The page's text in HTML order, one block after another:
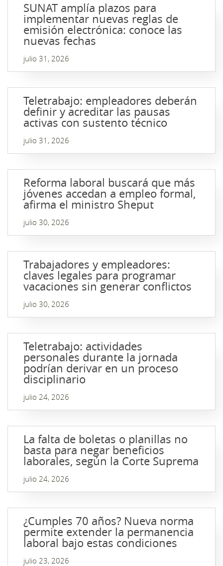
SUNAT amplía plazos para
implementar nuevas reglas de
emisión electrónica: conoce las
nuevas fechas
julio 31, 2026
Teletrabajo: empleadores deberán
definir y acreditar las pausas
activas con sustento técnico
julio 31, 2026
Reforma laboral buscará que más
jóvenes accedan a empleo formal,
afirma el ministro Sheput
julio 30, 2026
Trabajadores y empleadores:
claves legales para programar
vacaciones sin generar conflictos
julio 30, 2026
Teletrabajo: actividades
personales durante la jornada
podrían derivar en un proceso
disciplinario
julio 24, 2026
La falta de boletas o planillas no
basta para negar beneficios
laborales, según la Corte Suprema
julio 24, 2026
¿Cumples 70 años? Nueva norma
permite extender la permanencia
laboral bajo estas condiciones
julio 23, 2026